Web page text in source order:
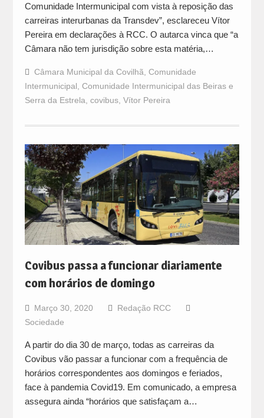
Comunidade Intermunicipal com vista à reposição das
carreiras interurbanas da Transdev”, esclareceu Vítor
Pereira em declarações à RCC. O autarca vinca que “a
Câmara não tem jurisdição sobre esta matéria,…
Câmara Municipal da Covilhã, Comunidade
Intermunicipal, Comunidade Intermunicipal das Beiras e
Serra da Estrela, covibus, Vítor Pereira
Covibus passa a funcionar diariamente
com horários de domingo
Março 30, 2020
Redação RCC
Sociedade
A partir do dia 30 de março, todas as carreiras da
Covibus vão passar a funcionar com a frequência de
horários correspondentes aos domingos e feriados,
face à pandemia Covid19. Em comunicado, a empresa
assegura ainda “horários que satisfaçam a…